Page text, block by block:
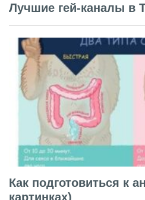
Лучшие гей-каналы в
Как подготовиться к
картинках)